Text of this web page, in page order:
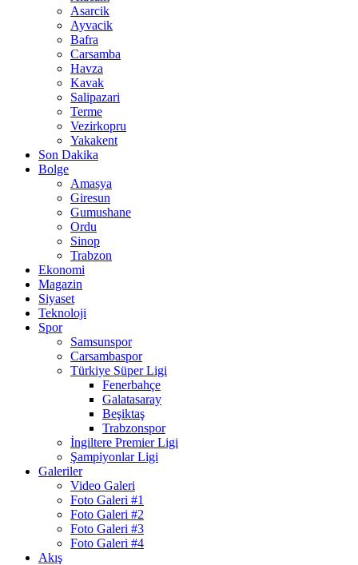
Asarcik
Ayvacik
Bafra
Carsamba
Havza
Kavak
Salipazari
Terme
Vezirkopru
Yakakent
Son Dakika
Bolge
Amasya
Giresun
Gumushane
Ordu
Sinop
Trabzon
Ekonomi
Magazin
Siyaset
Teknoloji
Spor
Samsunspor
Carsambaspor
Türkiye Süper Ligi
Fenerbahçe
Galatasaray
Beşiktaş
Trabzonspor
İngiltere Premier Ligi
Şampiyonlar Ligi
Galeriler
Video Galeri
Foto Galeri #1
Foto Galeri #2
Foto Galeri #3
Foto Galeri #4
Akış